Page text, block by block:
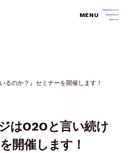
MENU
るのか？』セミナーを開催します！
はO2Oと言い続け
開催します！